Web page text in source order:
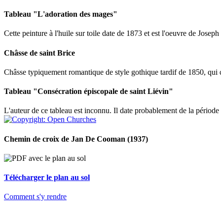
Tableau "L'adoration des mages"
Cette peinture à l'huile sur toile date de 1873 et est l'oeuvre de
Châsse de saint Brice
Châsse typiquement romantique de style gothique tardif de 1850,
Tableau "Consécration épiscopale de saint Liévin"
L'auteur de ce tableau est inconnu. Il date probablement de la
Chemin de croix de Jan De Cooman (1937)
Télécharger le plan au sol
Comment s'y rendre